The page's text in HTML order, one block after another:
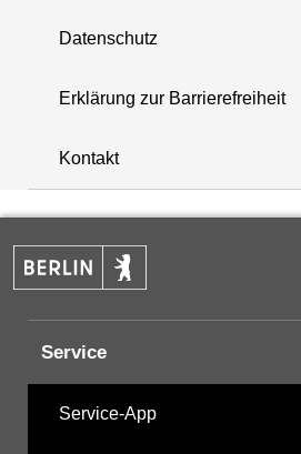
+
−
Datenschutz
Erklärung zur Barrierefreiheit
Kontakt
Service
Service-App